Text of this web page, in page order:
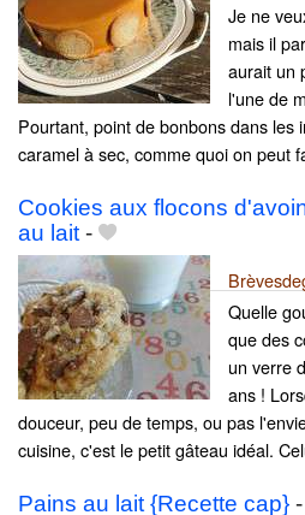
Je ne
mais il
aurait un
l'une de
Pourtant, point de bonbons dans les
caramel à sec, comme quoi on peut
Cookies aux flocons
au lait -
Quelle
que des
un verre
ans !
douceur, peu de temps, ou pas
cuisine, c'est le petit gâteau idéal.
Pains au lait {Recette cap} -